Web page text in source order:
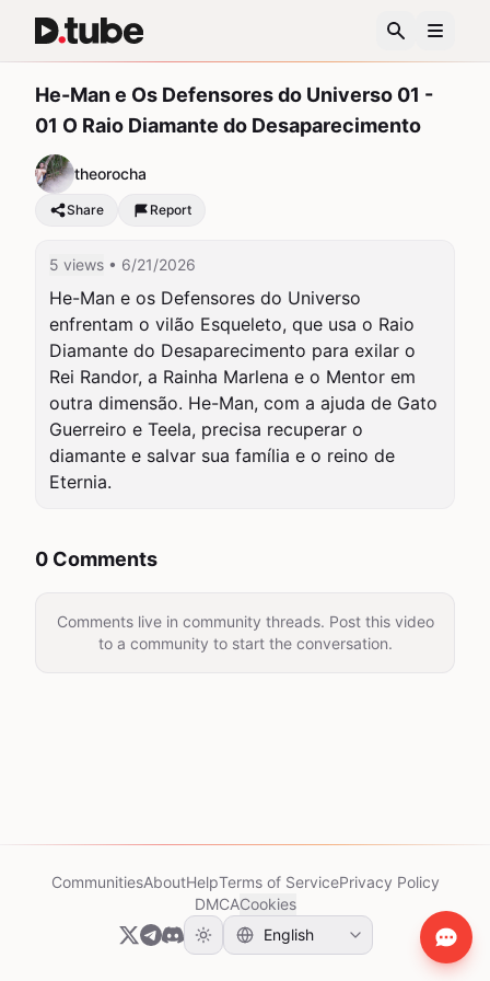
He-Man e Os Defensores do Universo 01 -
01 O Raio Diamante do Desaparecimento
theorocha
Share Report
5 views • 6/21/2026
He-Man e os Defensores do Universo
enfrentam o vilão Esqueleto, que usa o Raio
Diamante do Desaparecimento para exilar o
Rei Randor, a Rainha Marlena e o Mentor em
outra dimensão. He-Man, com a ajuda de Gato
Guerreiro e Teela, precisa recuperar o
diamante e salvar sua família e o reino de
Eternia.
0 Comments
Comments live in community threads. Post this video
to a community to start the conversation.
CommunitiesAboutHelpTerms of ServicePrivacy Policy
DMCACookies